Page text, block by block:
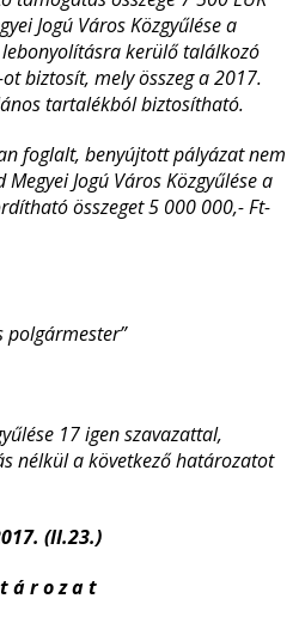
Jogú Város Közgyűlése a
kerülő találkozó
biztosít, mely összeg a 2017.
tartalékból biztosítható.
foglalt, benyújtott pályázat nem
Jogú Város Közgyűlése a
összeget 5 000 000,- Ft-
polgármester”
17 igen szavazattal,
nélkül a következő határozatot
(II.23.)
á r o z a t